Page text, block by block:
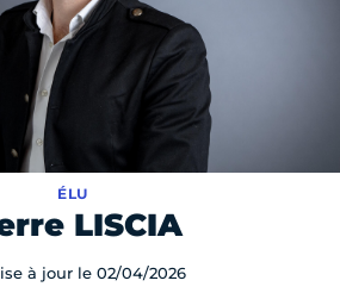
LISCIA
ÉLU
à jour le 02/04/2026